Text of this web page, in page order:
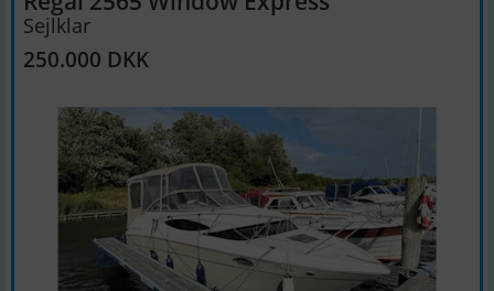
Sejlklar
250.000 DKK